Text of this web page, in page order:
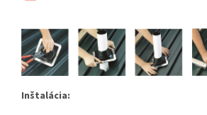
Inštalácia: